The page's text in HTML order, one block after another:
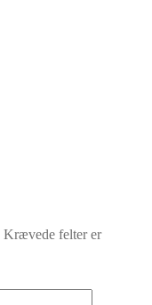
Krævede felter er